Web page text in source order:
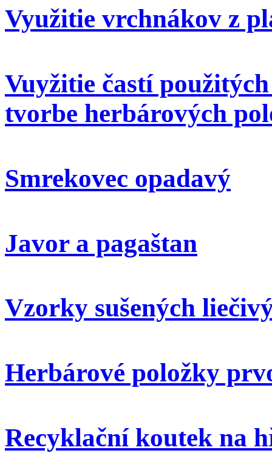
Využitie vrchnákov z
Vuyžitie častí
tvorbe herbárových
Smrekovec opadavý
Javor a pagaštan
Vzorky sušených
Herbárové položky
Recyklační koutek na